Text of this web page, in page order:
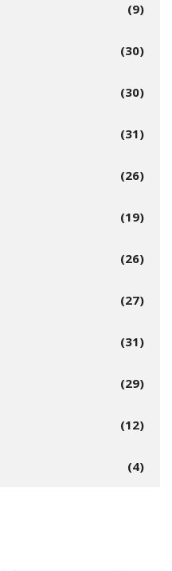
(9)
(30)
(30)
(31)
(26)
(19)
(26)
(27)
(31)
(29)
(12)
(4)